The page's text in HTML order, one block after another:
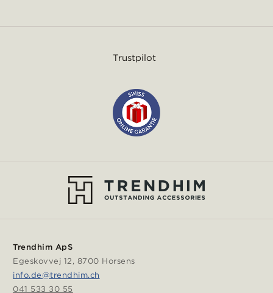
Trustpilot
Trendhim ApS
Egeskovvej 12, 8700 Horsens
info.de@trendhim.ch
041 533 30 55